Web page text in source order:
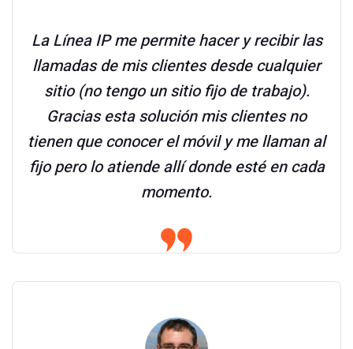
La Línea IP me permite hacer y recibir las
llamadas de mis clientes desde cualquier
sitio (no tengo un sitio fijo de trabajo).
Gracias esta solución mis clientes no
tienen que conocer el móvil y me llaman al
fijo pero lo atiende allí donde esté en cada
momento.